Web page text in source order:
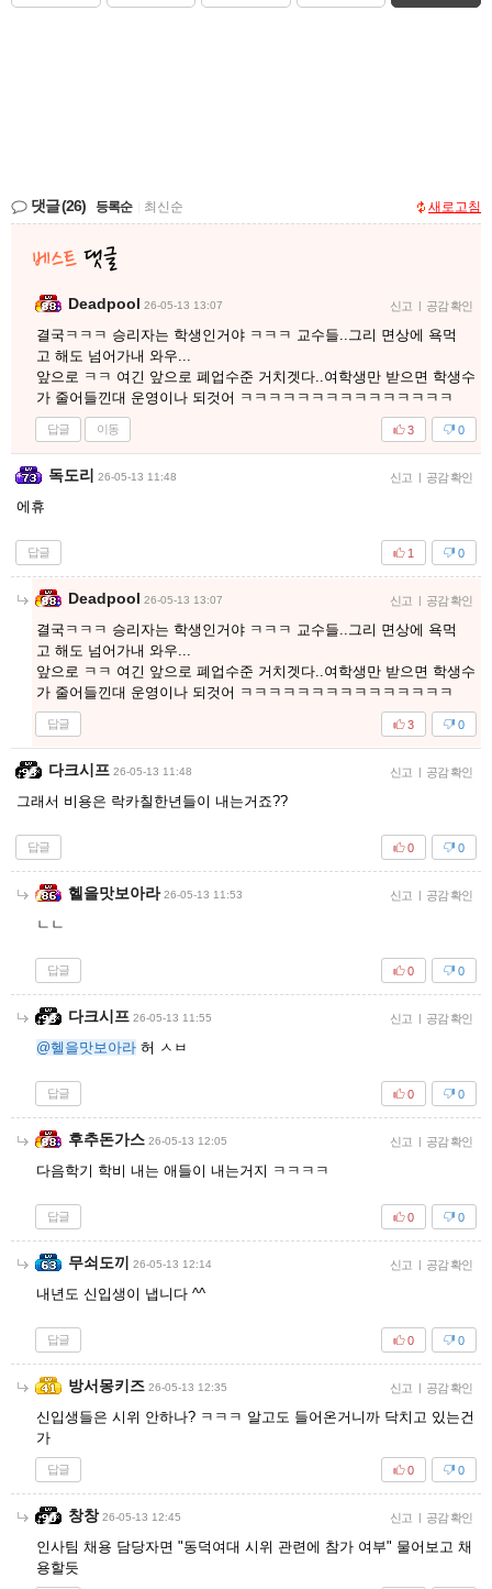
댓글(26) 등록순 최신순 새로고침
Deadpool 26-05-13 13:07 신고 | 공감 확인
결국ㅋㅋㅋ 승리자는 학생인거야 ㅋㅋㅋ 교수들..그리 면상에 욕먹
고 해도 넘어가내 와우...
앞으로 ㅋㅋ 여긴 앞으로 폐업수준 거치겟다..여학생만 받으면 학생수
가 줄어들낀대 운영이나 되것어 ㅋㅋㅋㅋㅋㅋㅋㅋㅋㅋㅋㅋㅋㅋㅋ
답글 이동 0
3
독도리 26-05-13 11:48 신고 | 공감 확인
에휴
답글 0
1
Deadpool 26-05-13 13:07 신고 | 공감 확인
결국ㅋㅋㅋ 승리자는 학생인거야 ㅋㅋㅋ 교수들..그리 면상에 욕먹
고 해도 넘어가내 와우...
앞으로 ㅋㅋ 여긴 앞으로 폐업수준 거치겟다..여학생만 받으면 학생수
가 줄어들낀대 운영이나 되것어 ㅋㅋㅋㅋㅋㅋㅋㅋㅋㅋㅋㅋㅋㅋㅋ
답글 0
3
다크시프 26-05-13 11:48 신고 | 공감 확인
그래서 비용은 락카칠한년들이 내는거죠??
답글 0
0
헬을맛보아라 26-05-13 11:53 신고 | 공감 확인
ㄴㄴ
답글 0
0
다크시프 26-05-13 11:55 신고 | 공감 확인
@헬을맛보아라 허 ㅅㅂ
답글 0
0
후추돈가스 26-05-13 12:05 신고 | 공감 확인
다음학기 학비 내는 애들이 내는거지 ㅋㅋㅋㅋ
답글 0
0
무쇠도끼 26-05-13 12:14 신고 | 공감 확인
내년도 신입생이 냅니다 ^^
답글 0
0
방서몽키즈 26-05-13 12:35 신고 | 공감 확인
신입생들은 시위 안하나? ㅋㅋㅋ 알고도 들어온거니까 닥치고 있는건
가
답글 0
0
창창 26-05-13 12:45 신고 | 공감 확인
인사팀 채용 담당자면 "동덕여대 시위 관련에 참가 여부" 물어보고 채
용할듯